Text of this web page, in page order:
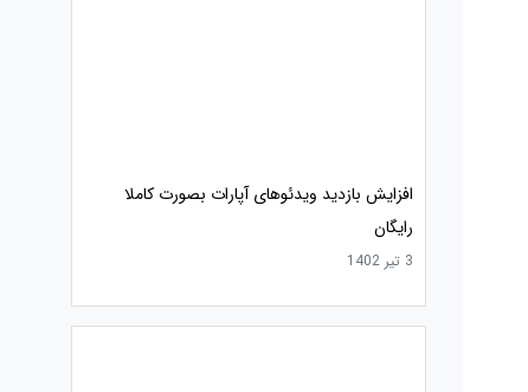
افزایش بازدید ویدئوهای آپارات بصورت کاملا
رایگان
3 تیر 1402